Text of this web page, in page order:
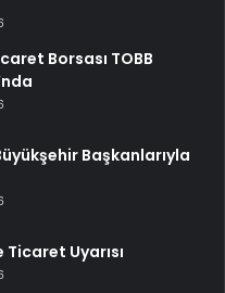
Borsası TOBB
Başkanlarıyla
Ticaret Uyarısı